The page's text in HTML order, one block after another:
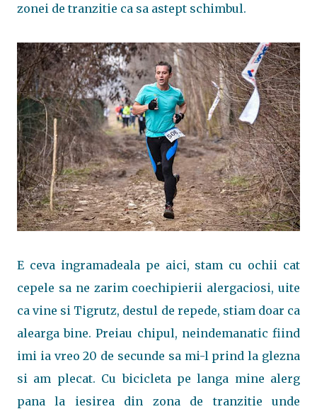
zonei de tranzitie ca sa astept schimbul.
E ceva ingramadeala pe aici, stam cu ochii cat
cepele sa ne zarim coechipierii alergaciosi, uite
ca vine si Tigrutz, destul de repede, stiam doar ca
alearga bine. Preiau chipul, neindemanatic fiind
imi ia vreo 20 de secunde sa mi-l prind la glezna
si am plecat. Cu bicicleta pe langa mine alerg
pana la iesirea din zona de tranzitie unde